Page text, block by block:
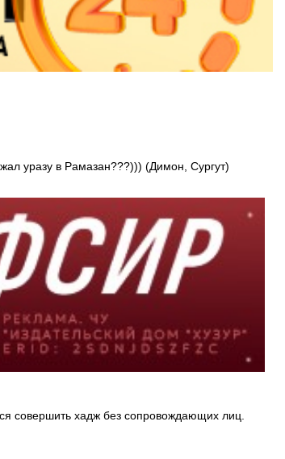
уразу в Рамазан???))) (Димон, Сургут)
совершить хадж без сопровождающих лиц.